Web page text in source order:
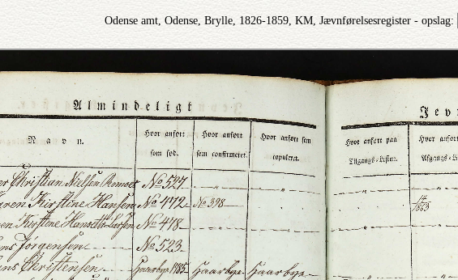
Odense amt, Odense, Brylle, 1826-1859, KM, Jævnførelsesregister - opslag: